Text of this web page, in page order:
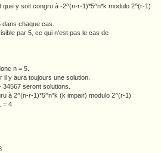
y soit congru à -2^(n-r-1)*5^n*k modulo 2^(r-1)
chaque cas.
par 5, ce qui n'est pas le cas de
n = 5.
y aura toujours une solution.
seront solutions.
à 2^(n-r-1)*5^n*k (k impair) modulo 2^(r-1)
= 4